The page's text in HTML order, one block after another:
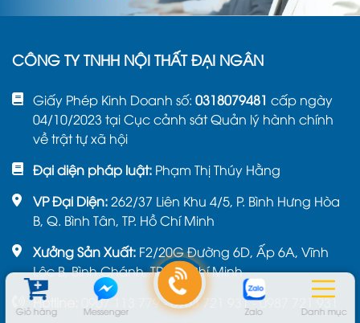
Giỏ hàng Messenger Zalo Danh mục
CÔNG TY TNHH NỘI THẤT ĐẠI NGÂN
Giấy Phép Kinh Doanh số: 0318079481 cấp ngày
04/10/2023 tại Cục cảnh sát Quản lý hành chính
về trật tự xã hội
Đại diện pháp luật: Phạm Thị Thúy Hằng
VP Đại Diện:262/37 Liên Khu 4/5, P. Bình Hưng Hòa
B, Q. Bình Tân, TP. Hồ Chí Minh
Xưởng Sản Xuất: F2/20G Đường 6D, Ấp 6A, Vĩnh
Lộc B, Bình Chánh, TP. Hồ Chí Minh
Hotline:
0907 113 779 - 0963 721 931 - 0987 721 931